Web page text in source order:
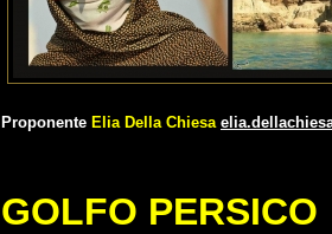
Proponente Elia Della Chiesa
GOLFO PERSICO